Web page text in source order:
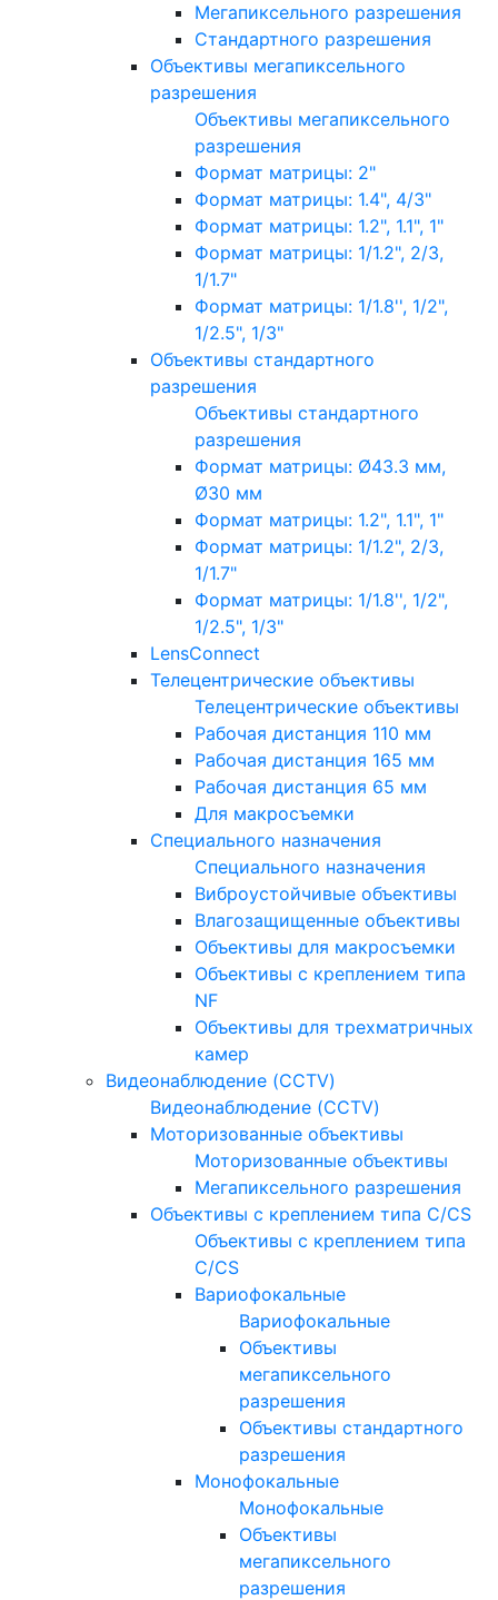
Мегапиксельного разрешения
Стандартного разрешения
Объективы мегапиксельного
разрешения
Объективы мегапиксельного
разрешения
Формат матрицы: 2"
Формат матрицы: 1.4", 4/3"
Формат матрицы: 1.2", 1.1", 1"
Формат матрицы: 1/1.2", 2/3,
1/1.7"
Формат матрицы: 1/1.8'', 1/2",
1/2.5", 1/3"
Объективы стандартного
разрешения
Объективы стандартного
разрешения
Формат матрицы: Ø43.3 мм,
Ø30 мм
Формат матрицы: 1.2", 1.1", 1"
Формат матрицы: 1/1.2", 2/3,
1/1.7"
Формат матрицы: 1/1.8'', 1/2",
1/2.5", 1/3"
LensConnect
Телецентрические объективы
Телецентрические объективы
Рабочая дистанция 110 мм
Рабочая дистанция 165 мм
Рабочая дистанция 65 мм
Для макросъемки
Специального назначения
Специального назначения
Виброустойчивые объективы
Влагозащищенные объективы
Объективы для макросъемки
Объективы с креплением типа
NF
Объективы для трехматричных
камер
Видеонаблюдение (CCTV)
Видеонаблюдение (CCTV)
Моторизованные объективы
Моторизованные объективы
Мегапиксельного разрешения
Объективы с креплением типа C/CS
Объективы с креплением типа
C/CS
Вариофокальные
Вариофокальные
Объективы
мегапиксельного
разрешения
Объективы стандартного
разрешения
Монофокальные
Монофокальные
Объективы
мегапиксельного
разрешения